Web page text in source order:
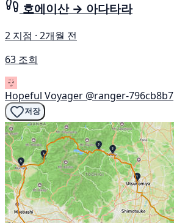
호에이산 → 아다타라
2 지점 · 2개월 전
63 조회
Hopeful Voyager @ranger-796cb8b7
저장